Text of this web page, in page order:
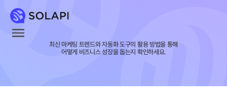
최신 마케팅 트렌드와 자동화 도구의 활용 방법을 통해
어떻게 비즈니스 성장을 돕는지 확인하세요.